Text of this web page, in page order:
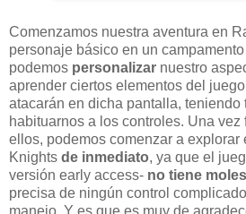
Comenzamos nuestra aventura en
personaje básico en un
podemos personalizar nuestro
aprender ciertos elementos del
atacarán en dicha pantalla, teniendo
habituarnos a los controles. Una
ellos, podemos comenzar a explorar
Knights de inmediato, ya que el
versión early access- no tiene
precisa de ningún control
manejo. Y es que es muy de